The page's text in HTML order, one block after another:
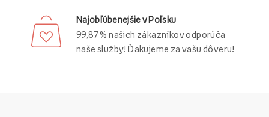
Najobľúbenejšie v Poľsku
99,87 % našich zákazníkov odporúča
naše služby! Ďakujeme za vašu dôveru!